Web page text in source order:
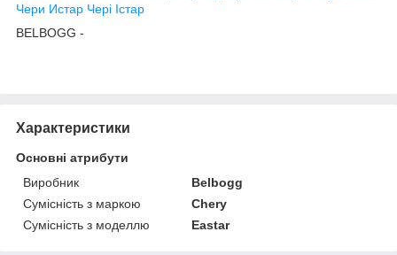
Чери Истар Чері Істар
BELBOGG -
Характеристики
Основні атрибути
Виробник
Belbogg
Сумісність з маркою
Chery
Сумісність з моделлю
Eastar